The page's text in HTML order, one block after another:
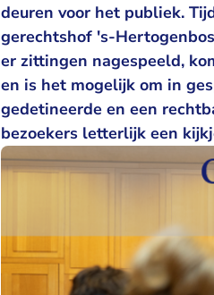
deuren voor het publiek.
gerechtshof 's-
er zittingen nagespeeld,
en is het mogelijk om in
gedetineerde en een
bezoekers letterlijk een